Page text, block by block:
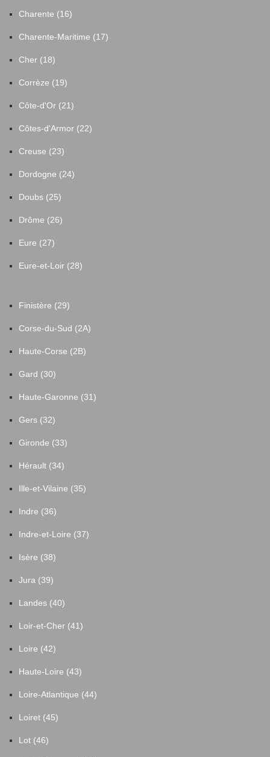
Charente (16)
Charente-Maritime (17)
Cher (18)
Corrèze (19)
Côte-d'Or (21)
Côtes-d'Armor (22)
Creuse (23)
Dordogne (24)
Doubs (25)
Drôme (26)
Eure (27)
Eure-et-Loir (28)
Finistère (29)
Corse-du-Sud (2A)
Haute-Corse (2B)
Gard (30)
Haute-Garonne (31)
Gers (32)
Gironde (33)
Hérault (34)
Ille-et-Vilaine (35)
Indre (36)
Indre-et-Loire (37)
Isère (38)
Jura (39)
Landes (40)
Loir-et-Cher (41)
Loire (42)
Haute-Loire (43)
Loire-Atlantique (44)
Loiret (45)
Lot (46)